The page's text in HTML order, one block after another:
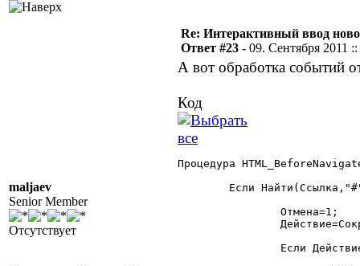
maljaev
Senior Member
Отсутствует
Re: Интерактивный ввод
Ответ #23 - 09. Сентября 2011
А вот обработка событий
Код
Процедура